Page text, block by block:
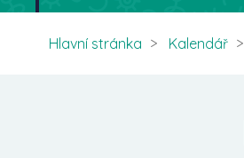
Hlavní stránka Kalendář